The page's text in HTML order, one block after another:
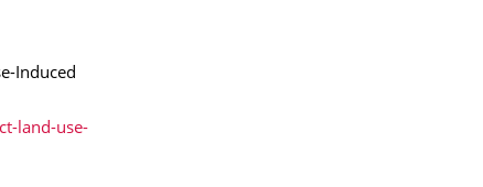
Induced
land-use-